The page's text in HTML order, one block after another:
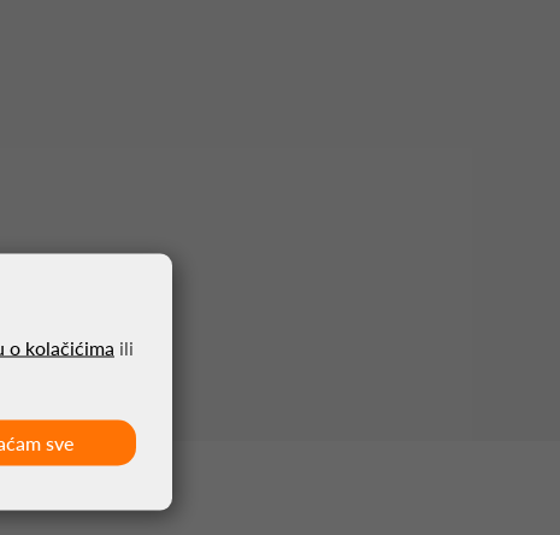
o kolačićima ili
sve